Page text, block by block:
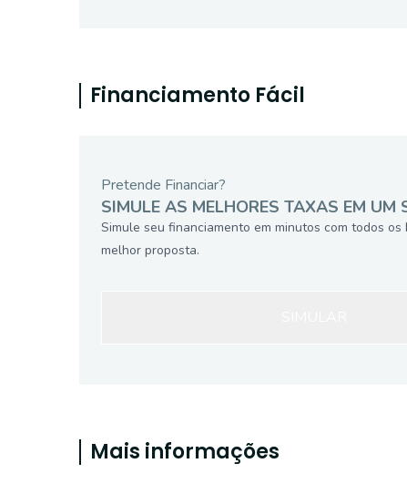
Financiamento Fácil
Pretende Financiar?
SIMULE AS MELHORES TAXAS EM UM
Simule seu financiamento em minutos com todos os
melhor proposta.
Mais informações